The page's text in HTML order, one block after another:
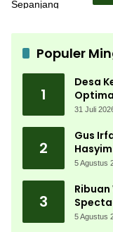
Populer
1
Desa
Diajari
31 Juli
2
Gus
Hasyim
5 Agustus
3
5 Agustus